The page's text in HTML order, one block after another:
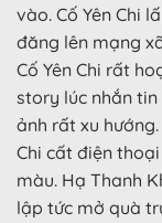
vào. Cố Yên Chi
đăng lên mạng
Cố Yên Chi rất
story lúc nhắn
ảnh rất xu
Chi cất điện
màu. Hạ Thanh
lập tức mở quà